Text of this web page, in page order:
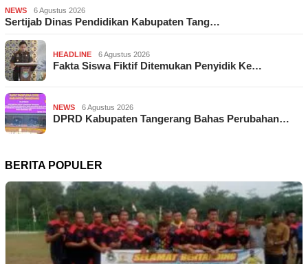
NEWS 6 Agustus 2026
Sertijab Dinas Pendidikan Kabupaten Tang…
HEADLINE 6 Agustus 2026
Fakta Siswa Fiktif Ditemukan Penyidik Ke…
NEWS 6 Agustus 2026
DPRD Kabupaten Tangerang Bahas Perubahan…
BERITA POPULER